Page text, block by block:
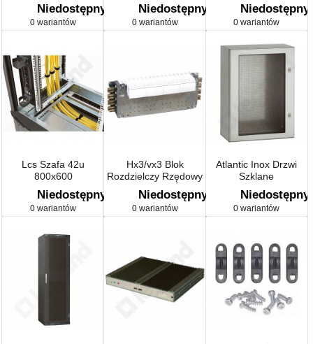
Niedostępny
0 wariantów
Niedostępny
0 wariantów
Niedostępny
0 wariantów
Lcs Szafa 42u
800x600
Niedostępny
0 wariantów
Hx3/vx3 Blok
Rozdzielczy Rzędowy
Do Szyn W Przedziale
Kabl. O Gł. 475
Niedostępny
0 wariantów
Atlantic Inox Drzwi
Szklane
Niedostępny
0 wariantów